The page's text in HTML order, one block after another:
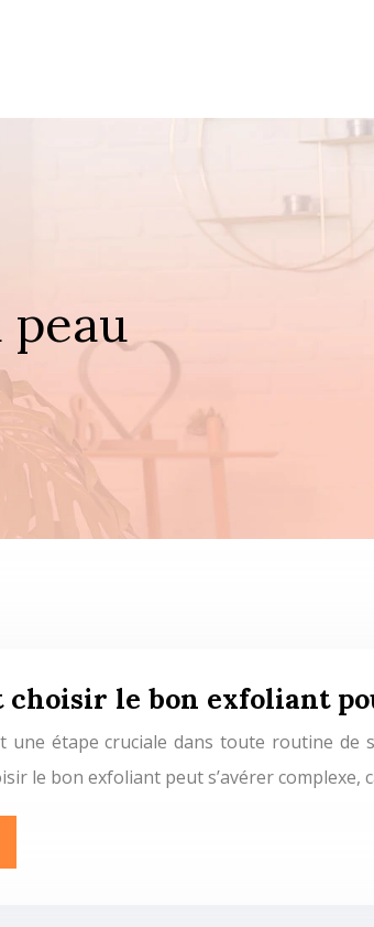
peau
choisir le bon exfoliant
une étape cruciale dans toute routine
le bon exfoliant peut s’avérer complexe,